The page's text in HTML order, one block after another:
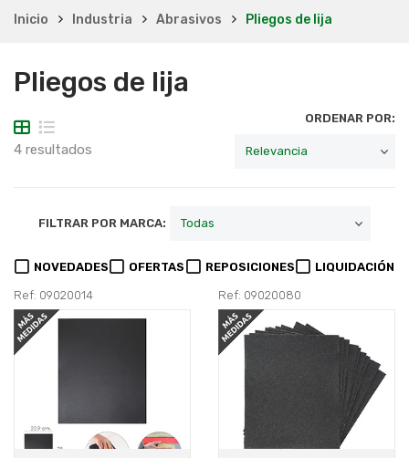
Inicio Industria Abrasivos Pliegos de lija
Pliegos de lija
4 resultados
ORDENAR POR:
FILTRAR POR MARCA:
NOVEDADES OFERTAS REPOSICIONES LIQUIDACIÓN
Ref: 09020014 Ref: 09020080